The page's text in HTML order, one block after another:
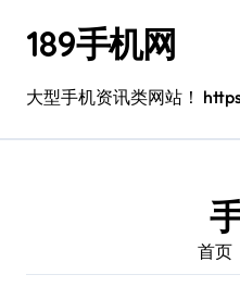
189手机网
大型手机资讯类网站！
首页